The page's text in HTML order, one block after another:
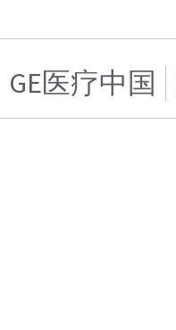
GE医疗中国